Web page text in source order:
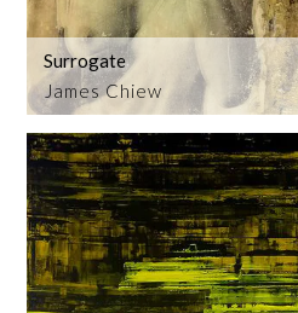
James Chiew
Surrogate